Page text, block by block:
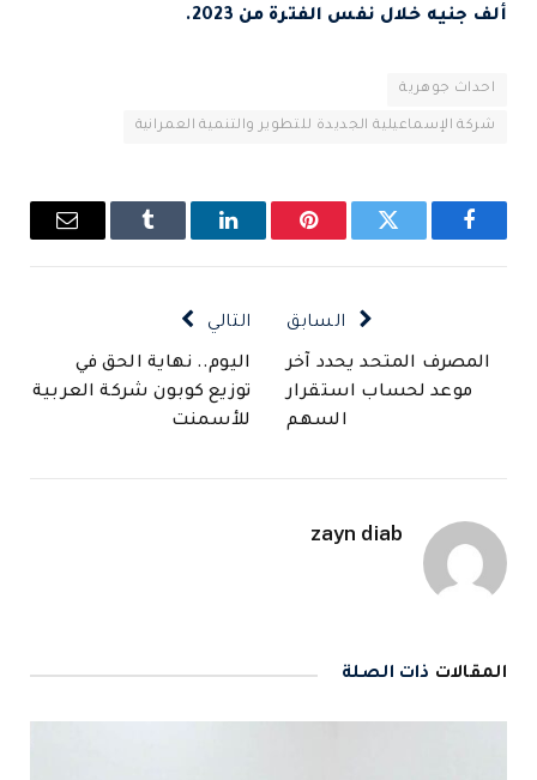
ألف جنيه خلال نفس الفترة من 2023.
احداث جوهرية
شركة الإسماعيلية الجديدة للتطوير والتنمية العمرانية
فيسبوك تويتر بينتيريستلينكدإن Tumblr
البريد
السابق
المصرف المتحد يحدد آخر
موعد لحساب استقرار
السهم
التالي
اليوم.. نهاية الحق في
توزيع كوبون شركة العربية
للأسمنت
zayn diab
المقالات ذات الصلة